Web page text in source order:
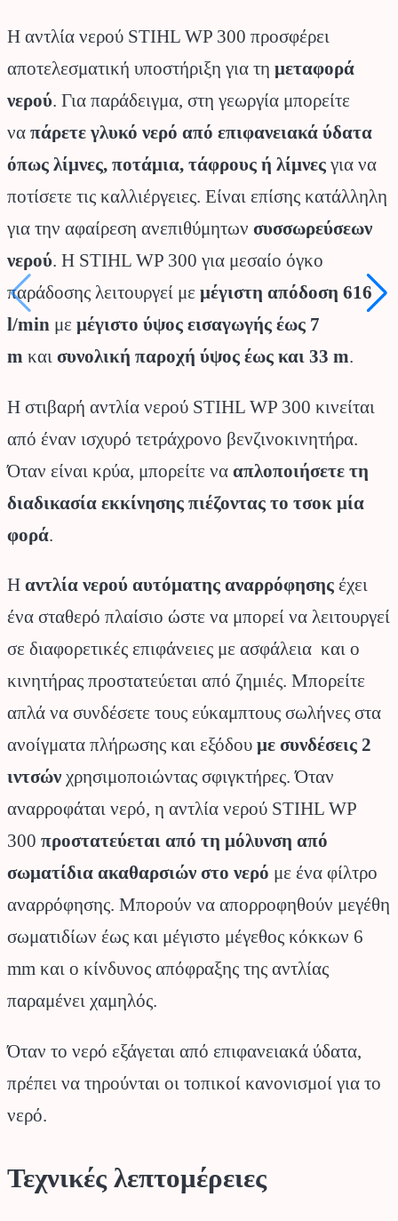
Η αντλία νερού STIHL WP 300 προσφέρει
αποτελεσματική υποστήριξη για τη μεταφορά
νερού. Για παράδειγμα, στη γεωργία μπορείτε
να πάρετε γλυκό νερό από επιφανειακά ύδατα
όπως λίμνες, ποτάμια, τάφρους ή λίμνες για να
ποτίσετε τις καλλιέργειες. Είναι επίσης κατάλληλη
για την αφαίρεση ανεπιθύμητων συσσωρεύσεων
νερού. Η STIHL WP 300 για μεσαίο όγκο
παράδοσης λειτουργεί με μέγιστη απόδοση 616
l/min με μέγιστο ύψος εισαγωγής έως 7
m και συνολική παροχή ύψος έως και 33 m.
Η στιβαρή αντλία νερού STIHL WP 300 κινείται
από έναν ισχυρό τετράχρονο βενζινοκινητήρα.
Όταν είναι κρύα, μπορείτε να απλοποιήσετε τη
διαδικασία εκκίνησης πιέζοντας το τσοκ μία
φορά.
Η αντλία νερού αυτόματης αναρρόφησης έχει
ένα σταθερό πλαίσιο ώστε να μπορεί να λειτουργεί
σε διαφορετικές επιφάνειες με ασφάλεια και ο
κινητήρας προστατεύεται από ζημιές. Μπορείτε
απλά να συνδέσετε τους εύκαμπτους σωλήνες στα
ανοίγματα πλήρωσης και εξόδου με συνδέσεις 2
ιντσών χρησιμοποιώντας σφιγκτήρες. Όταν
αναρροφάται νερό, η αντλία νερού STIHL WP
300 προστατεύεται από τη μόλυνση από
σωματίδια ακαθαρσιών στο νερό με ένα φίλτρο
αναρρόφησης. Μπορούν να απορροφηθούν μεγέθη
σωματιδίων έως και μέγιστο μέγεθος κόκκων 6
mm και ο κίνδυνος απόφραξης της αντλίας
παραμένει χαμηλός.
Όταν το νερό εξάγεται από επιφανειακά ύδατα,
πρέπει να τηρούνται οι τοπικοί κανονισμοί για το
νερό.
Τεχνικές λεπτομέρειες